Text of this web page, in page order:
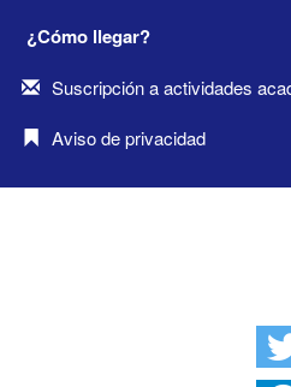
¿Cómo llegar?
Suscripción a actividades
Aviso de privacidad